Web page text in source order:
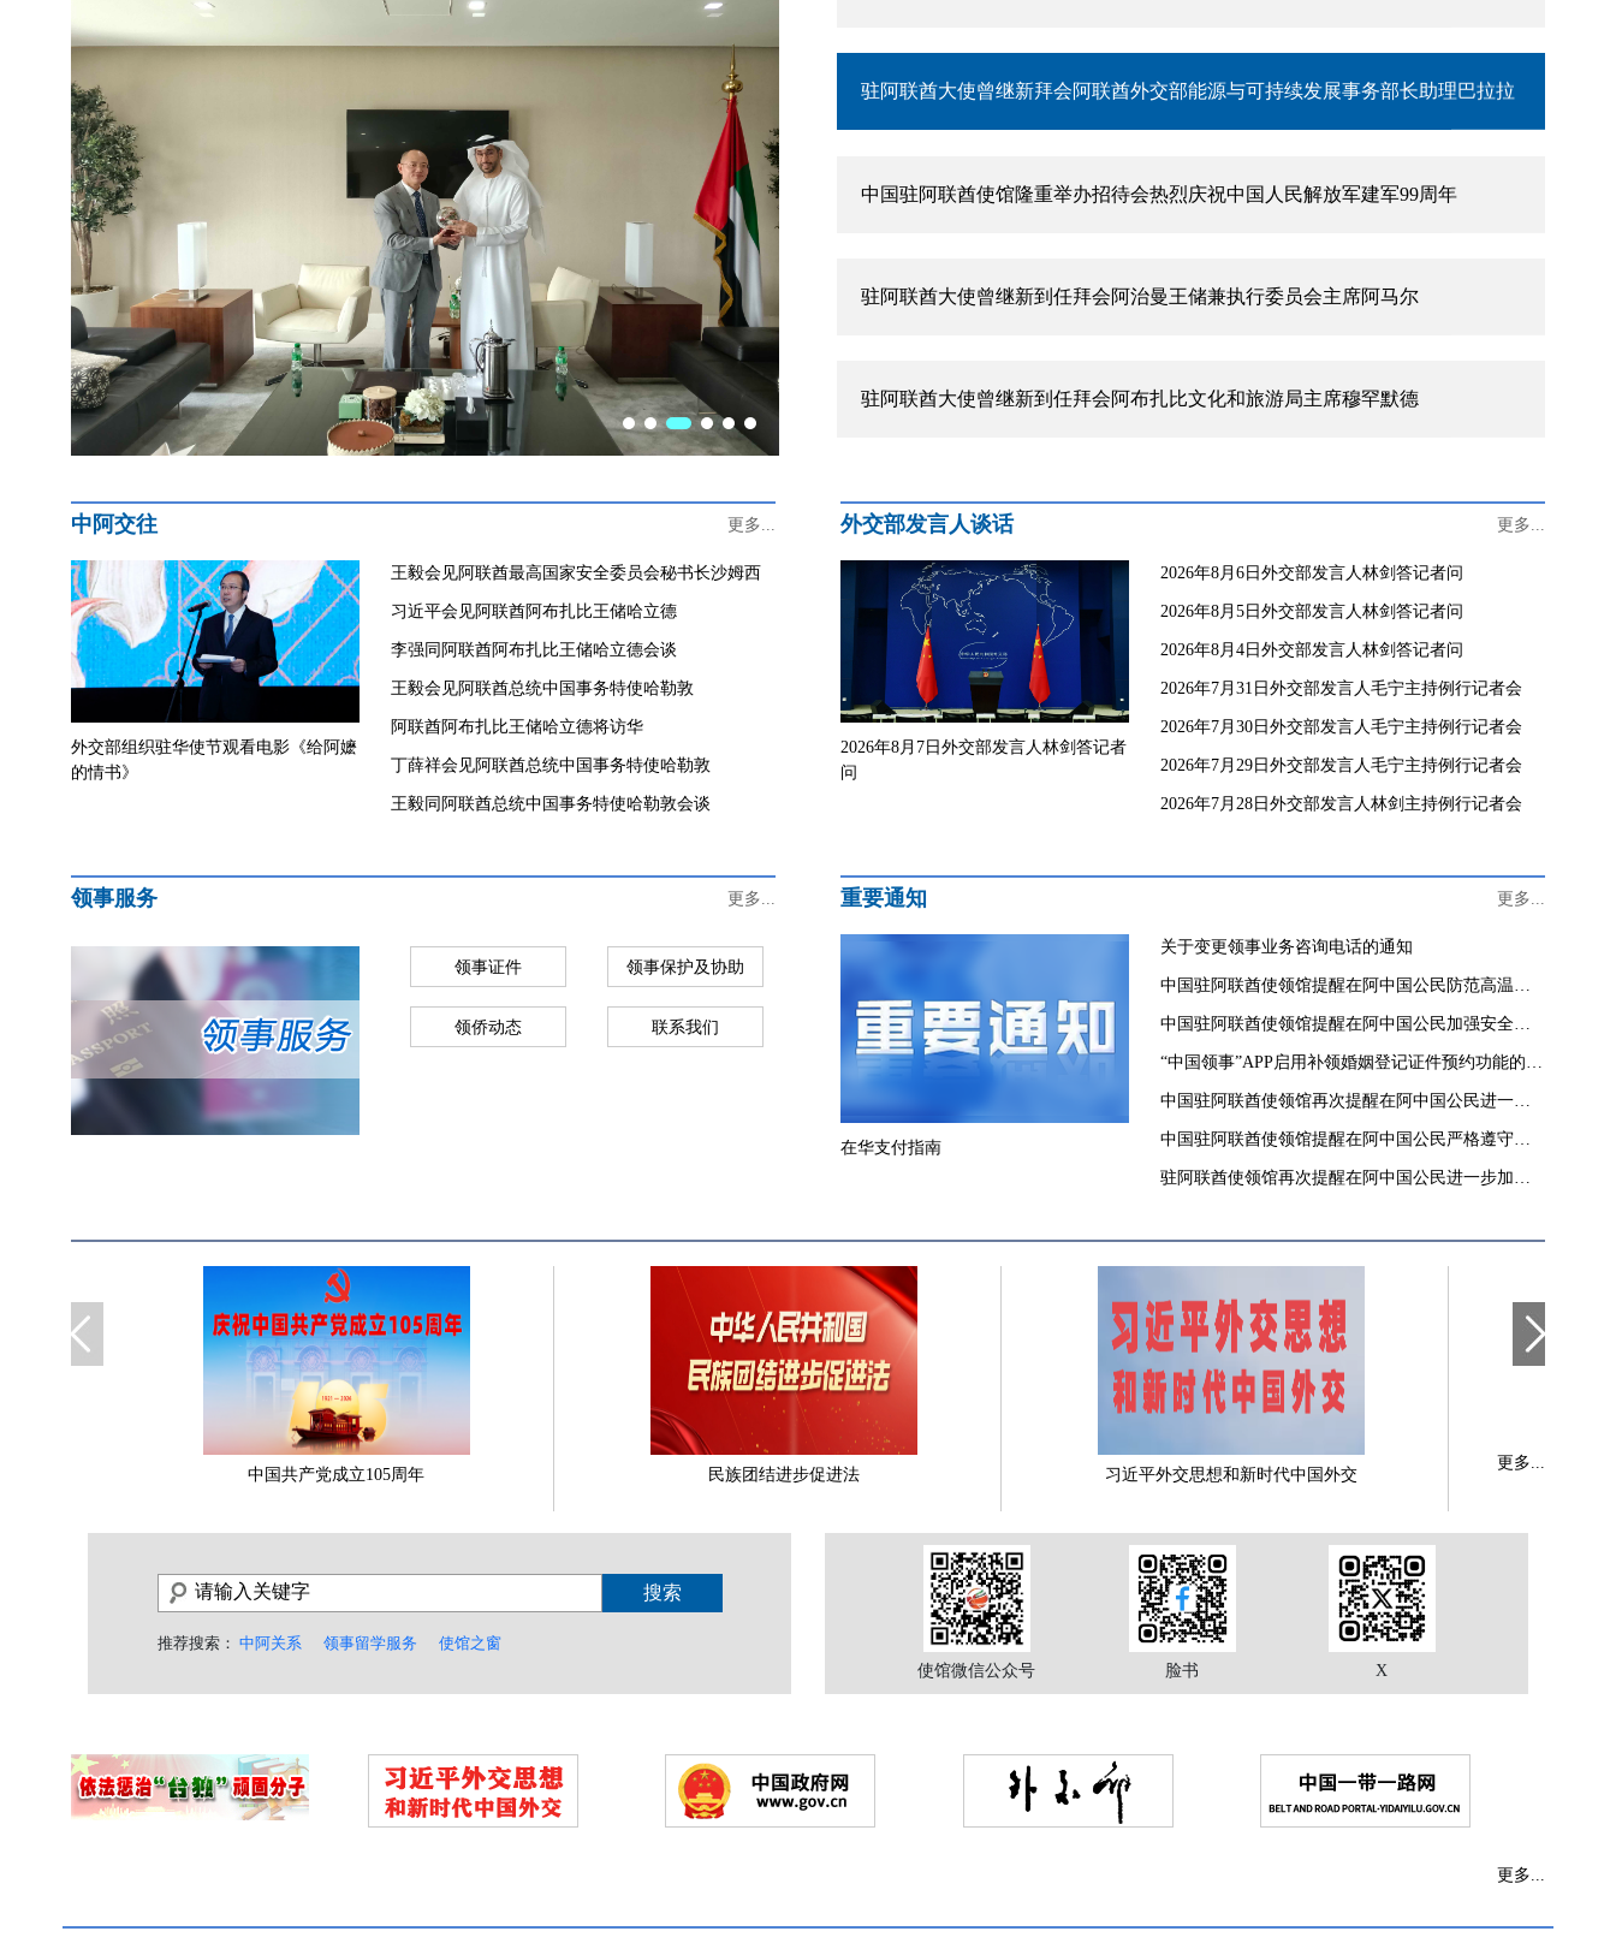
驻阿联酋大使曾继新拜会阿联酋外交部能源与可持续发展事务部长助理巴拉拉
中国驻阿联酋使馆隆重举办招待会热烈庆祝中国人民解放军建军99周年
驻阿联酋大使曾继新到任拜会阿治曼王储兼执行委员会主席阿马尔
驻阿联酋大使曾继新到任拜会阿布扎比文化和旅游局主席穆罕默德
中阿交往 更多...
外交部组织驻华使节观看电影《给阿嬷
的情书》
王毅会见阿联酋最高国家安全委员会秘书长沙姆西
习近平会见阿联酋阿布扎比王储哈立德
李强同阿联酋阿布扎比王储哈立德会谈
​王毅会见阿联酋总统中国事务特使哈勒敦
阿联酋阿布扎比王储哈立德将访华
丁薛祥会见阿联酋总统中国事务特使哈勒敦
王毅同阿联酋总统中国事务特使哈勒敦会谈
外交部发言人谈话 更多...
2026年8月7日外交部发言人林剑答记者
问
2026年8月6日外交部发言人林剑答记者问
2026年8月5日外交部发言人林剑答记者问
2026年8月4日外交部发言人林剑答记者问
2026年7月31日外交部发言人毛宁主持例行记者会
2026年7月30日外交部发言人毛宁主持例行记者会
2026年7月29日外交部发言人毛宁主持例行记者会
2026年7月28日外交部发言人林剑主持例行记者会
领事服务 更多...
领事证件 领事保护及协助
领侨动态 联系我们
重要通知 更多...
在华支付指南
关于变更领事业务咨询电话的通知
中国驻阿联酋使领馆提醒在阿中国公民防范高温酷
暑
中国驻阿联酋使领馆提醒在阿中国公民加强安全防
范
“中国领事”APP启用补领婚姻登记证件预约功能的通
知
中国驻阿联酋使领馆再次提醒在阿中国公民进一步
加强安全防范
中国驻阿联酋使领馆提醒在阿中国公民严格遵守当
地法律和政府有关要求
驻阿联酋使领馆再次提醒在阿中国公民进一步加强
中国共产党成立105周年 民族团结进步促进法 习近平外交思想和新时代中国外交
更多...
推荐搜索： 中阿关系 领事留学服务
使馆之窗
使馆微信公众号
脸书 X
更多...